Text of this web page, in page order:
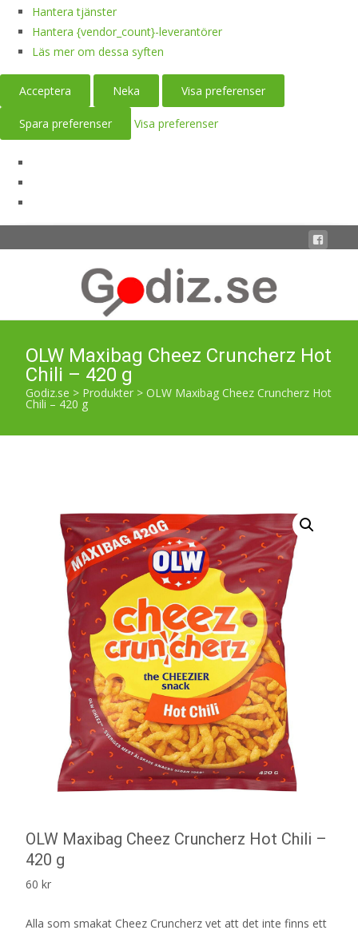
Hantera tjänster
Hantera {vendor_count}-leverantörer
Läs mer om dessa syften
Acceptera Neka Visa preferenser
Spara preferenser Visa preferenser
OLW Maxibag Cheez Cruncherz Hot
Chili – 420 g
Godiz.se > Produkter > OLW Maxibag Cheez Cruncherz Hot
Chili – 420 g
OLW Maxibag Cheez Cruncherz Hot Chili –
420 g
60 kr
Alla som smakat Cheez Cruncherz vet att det inte finns ett